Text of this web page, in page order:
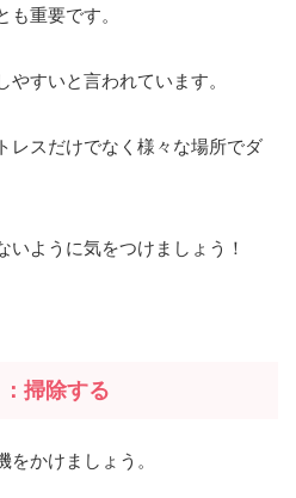
重要です。
すいと言われています。
レスだけでなく様々な場所でダ
ように気をつけましょう！
掃除する
かけましょう。